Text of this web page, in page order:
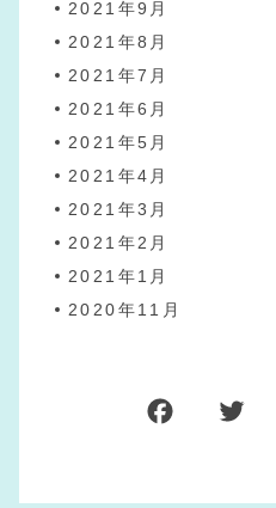
2021年9月
2021年8月
2021年7月
2021年6月
2021年5月
2021年4月
2021年3月
2021年2月
2021年1月
2020年11月